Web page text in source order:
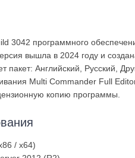
3042 программного
вышла в 2024 году и
пакет: Английский, Русский,
Multi Commander Full
копию программы.
/ x64)